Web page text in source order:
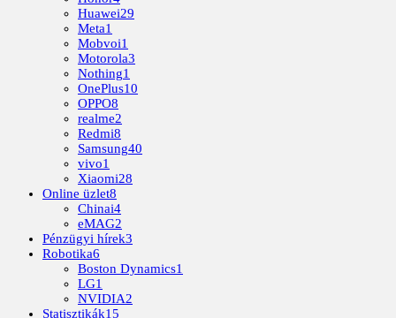
Huawei29
Meta1
Mobvoi1
Motorola3
Nothing1
OnePlus10
OPPO8
realme2
Redmi8
Samsung40
vivo1
Xiaomi28
Online üzlet8
Chinai4
eMAG2
Pénzügyi hírek3
Robotika6
Boston Dynamics1
LG1
NVIDIA2
Statisztikák15